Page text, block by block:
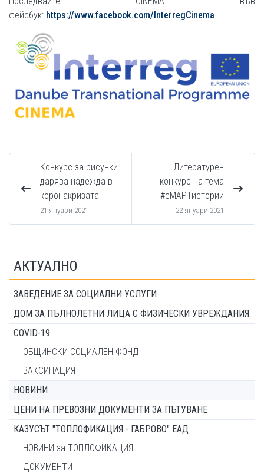
фейсбук: https://www.facebook.com/InterregCinema
Конкурс за рисунки
дарява надежда в
коронакризата
21 януари 2021
Литературен
конкурс на тема
#сМАРТистории
22 януари 2021
АКТУАЛНО
ЗАВЕДЕНИЕ ЗА СОЦИАЛНИ УСЛУГИ
ДОМ ЗА ПЪЛНОЛЕТНИ ЛИЦА С ФИЗИЧЕСКИ УВРЕЖДАНИЯ
COVID-19
ОБЩИНСКИ СОЦИАЛЕН ФОНД
ВАКСИНАЦИЯ
НОВИНИ
ЦЕНИ НА ПРЕВОЗНИ ДОКУМЕНТИ ЗА ПЪТУВАНЕ
КАЗУСЪТ "ТОПЛОФИКАЦИЯ - ГАБРОВО" ЕАД
НОВИНИ за ТОПЛОФИКАЦИЯ
ДОКУМЕНТИ